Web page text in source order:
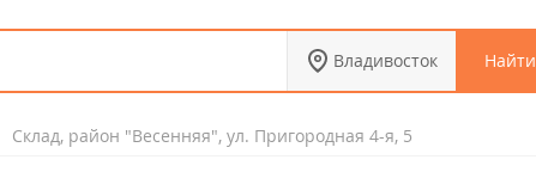
Владивосток Найти
Склад, район "Весенняя", ул. Пригородная 4-я, 5